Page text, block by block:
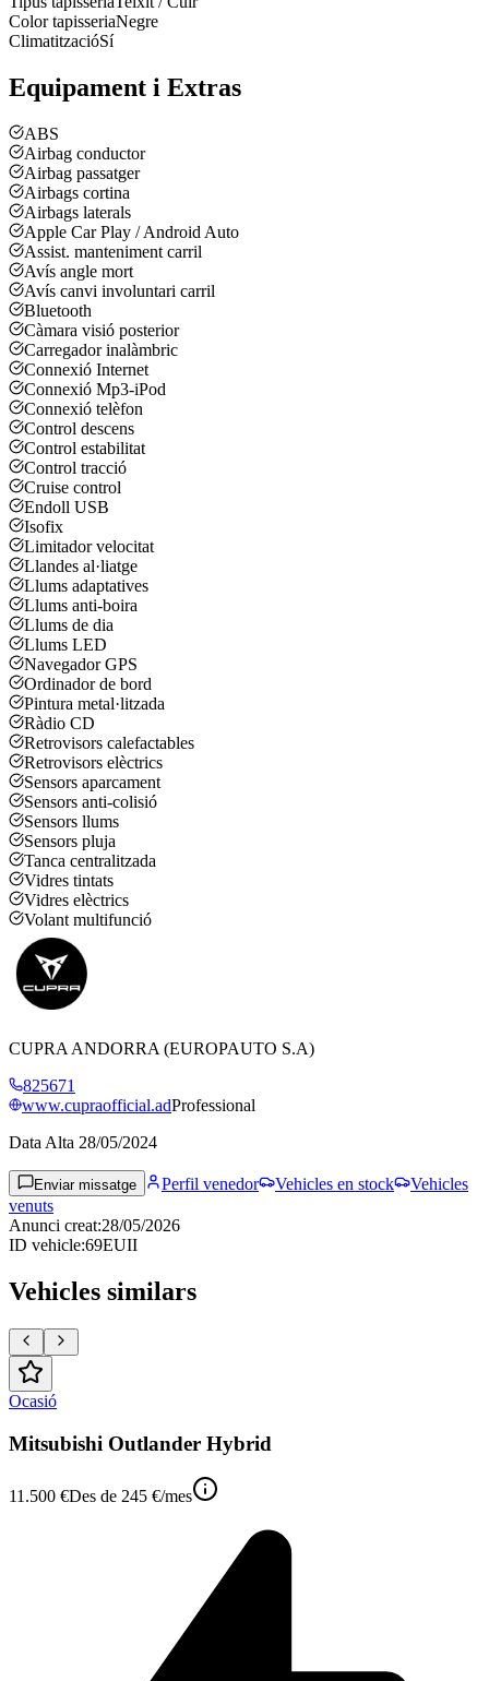
Color tapisseriaNegre
ClimatitzacióSí
Equipament i Extras
ABS
Airbag conductor
Airbag passatger
Airbags cortina
Airbags laterals
Apple Car Play / Android Auto
Assist. manteniment carril
Avís angle mort
Avís canvi involuntari carril
Bluetooth
Càmara visió posterior
Carregador inalàmbric
Connexió Internet
Connexió Mp3-iPod
Connexió telèfon
Control descens
Control estabilitat
Control tracció
Cruise control
Endoll USB
Isofix
Limitador velocitat
Llandes al·liatge
Llums adaptatives
Llums anti-boira
Llums de dia
Llums LED
Navegador GPS
Ordinador de bord
Pintura metal·litzada
Ràdio CD
Retrovisors calefactables
Retrovisors elèctrics
Sensors aparcament
Sensors anti-colisió
Sensors llums
Sensors pluja
Tanca centralitzada
Vidres tintats
Vidres elèctrics
Volant multifunció
CUPRA ANDORRA (EUROPAUTO S.A)
825671
www.cupraofficial.adProfessional
Data Alta 28/05/2024
Enviar missatge Perfil venedor Vehicles en stock
Vehicles
venuts
Anunci creat:28/05/2026
ID vehicle:69EUII
Vehicles similars
Ocasió
Mitsubishi Outlander Hybrid
11.500 €Des de 245 €/mes